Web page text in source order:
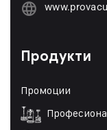
Продукти
Промоции